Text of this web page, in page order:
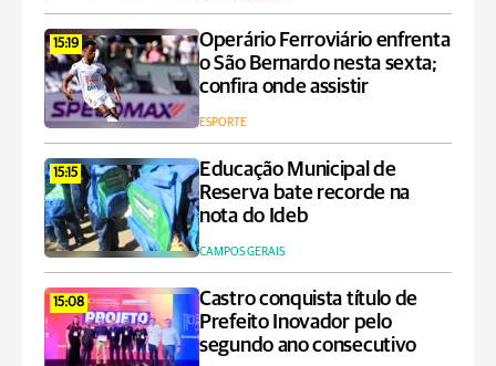
15:19
Operário Ferroviário enfrenta
o São Bernardo nesta sexta;
confira onde assistir
ESPORTE
15:15
Educação Municipal de
Reserva bate recorde na
nota do Ideb
CAMPOS GERAIS
15:08
Castro conquista título de
Prefeito Inovador pelo
segundo ano consecutivo